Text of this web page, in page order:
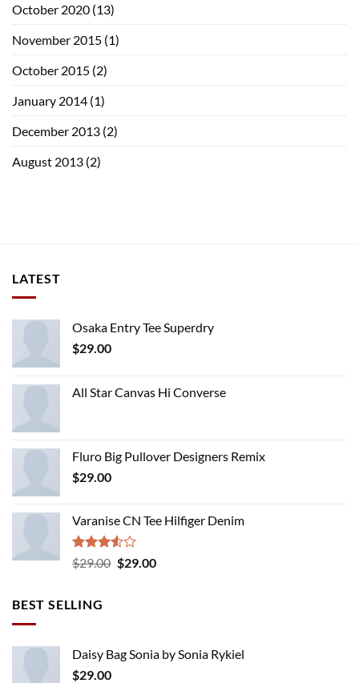
October 2020 (13)
November 2015 (1)
October 2015 (2)
January 2014 (1)
December 2013 (2)
August 2013 (2)
LATEST
Osaka Entry Tee Superdry
$29.00
All Star Canvas Hi Converse
Fluro Big Pullover Designers Remix
$29.00
Varanise CN Tee Hilfiger Denim
Rated
3.50
$29.00 Original
$29.00Current
BEST SELLING
Daisy Bag Sonia by Sonia Rykiel
$29.00